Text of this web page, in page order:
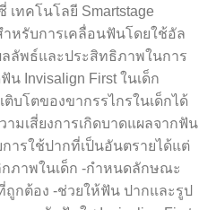
ทคโนโลยี Smartstage
หรับการเคลื่อนฟันโดยใช้อัล
ลัพธ์และประสิทธิภาพในการ
Invisalign First ในเด็ก
บโตของขากรรไกรในเด็กได้
มเสี่ยงการเกิดบาดแผลจากฟัน
ารใช้ปากที่เป็นอันตรายได้แต่
กภาพในเด็ก -กำหนดลักษณะ
กต้อง -ช่วยให้ฟัน ปากและรูป